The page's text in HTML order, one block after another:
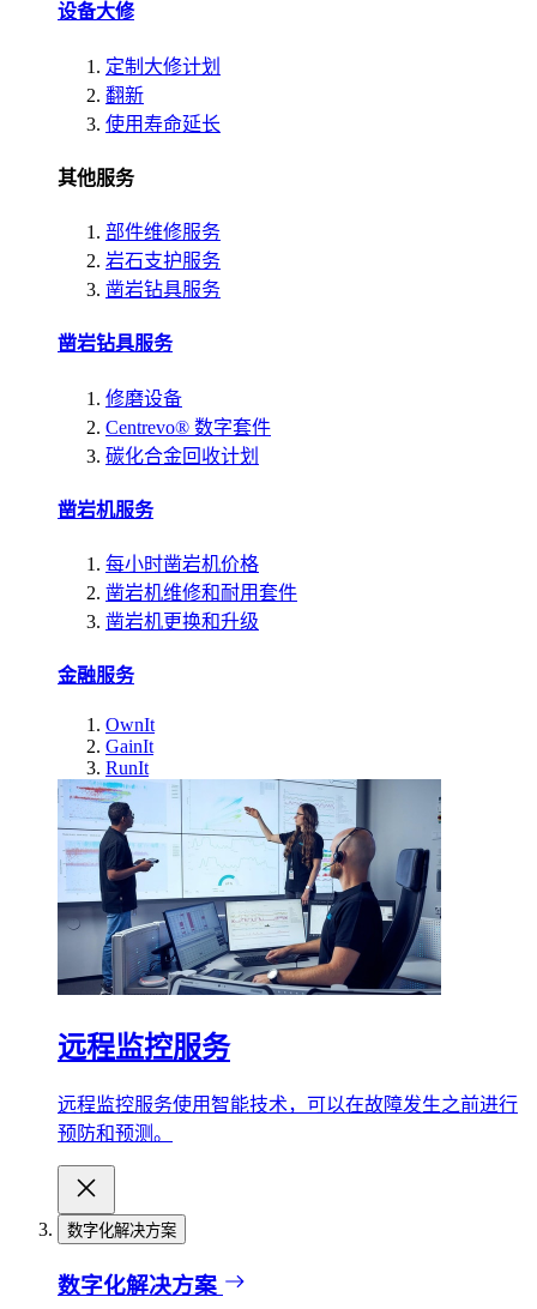
设备大修
定制大修计划
翻新
使用寿命延长
其他服务
部件维修服务
岩石支护服务
凿岩钻具服务
凿岩钻具服务
修磨设备
Centrevo® 数字套件
碳化合金回收计划
凿岩机服务
每小时凿岩机价格
凿岩机维修和耐用套件
凿岩机更换和升级
金融服务
OwnIt
GainIt
RunIt
远程监控服务
远程监控服务使用智能技术，可以在故障发生之前进行
预防和预测。
数字化解决方案
数字化解决方案